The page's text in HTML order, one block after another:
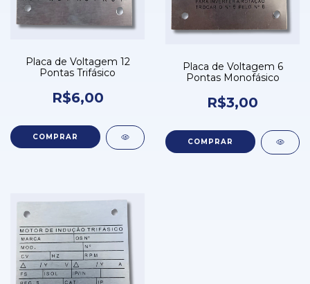
Placa de Voltagem 12
Pontas Trifásico
R$6,00
COMPRAR
Placa de Voltagem 6
Pontas Monofásico
R$3,00
COMPRAR